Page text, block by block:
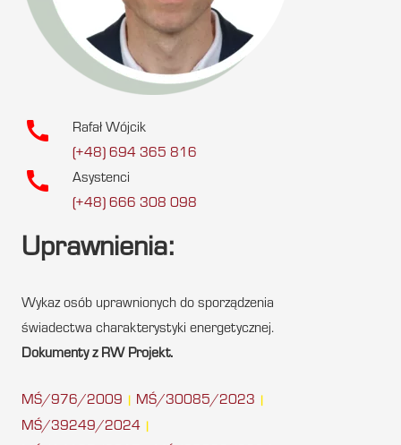
call
Rafał Wójcik
(+48) 694 365 816
call
Asystenci
(+48) 666 308 098
Uprawnienia:
Wykaz osób uprawnionych do sporządzenia
świadectwa charakterystyki energetycznej.
Dokumenty z RW Projekt.
MŚ/976/2009 MŚ/30085/2023
MŚ/39249/2024